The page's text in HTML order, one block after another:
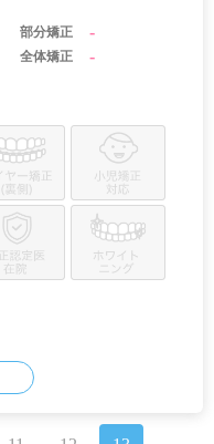
部分矯正 -
全体矯正 -